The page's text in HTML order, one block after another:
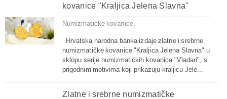
kovanice "Kraljica Jelena Slavna"
Numizmaticke kovanice,
Hrvatska narodna banka izdaje zlatne i srebrne
numizmatičke kovanice "Kraljica Jelena Slavna" u
sklopu serije numizmatičkih kovanica "Vladari", s
prigodnim motivima koji prikazuju kraljicu Jele...
Zlatne i srebrne numizmatičke